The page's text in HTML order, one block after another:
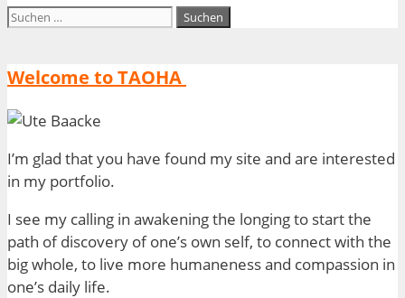
Suchen
Welcome to TAOHA
I’m glad that you have found my site and are interested
in my portfolio.
I see my calling in awakening the longing to start the
path of discovery of one’s own self, to connect with the
big whole, to live more humanenessand compassion in
one’s daily life.